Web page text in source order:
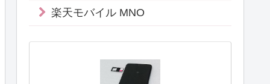
楽天モバイル MNO